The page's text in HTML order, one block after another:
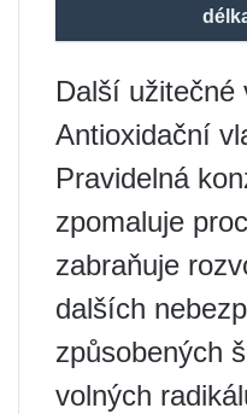
Další užitečné
Antioxidační
Pravidelná
zpomaluje
zabraňuje
dalších
způsobených
volných